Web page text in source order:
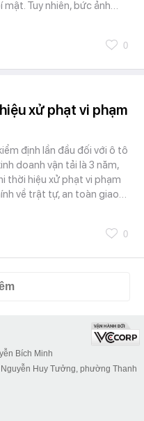
mật. Tuy nhiên, bức ảnh…
0
xử phạt vi phạm
định lần đầu đối với ô tô
doanh vận tải là 3 năm,
thời hiệu xử phạt vi phạm
về trật tự, an toàn giao…
0
Bích Minh
Huy Tưởng, phường Thanh